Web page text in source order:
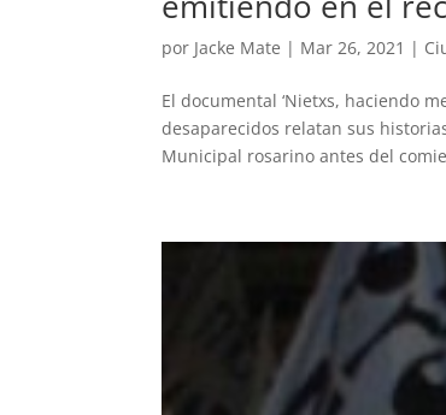
por Jacke Mate | Mar 26, 2021 |
El documental ‘Nietxs, haciendo
desaparecidos relatan sus
Municipal rosarino antes del